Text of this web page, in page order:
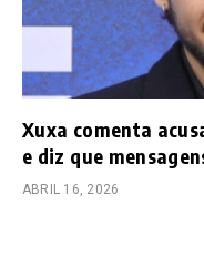
Xuxa comenta
e diz que
ABRIL 16, 2026